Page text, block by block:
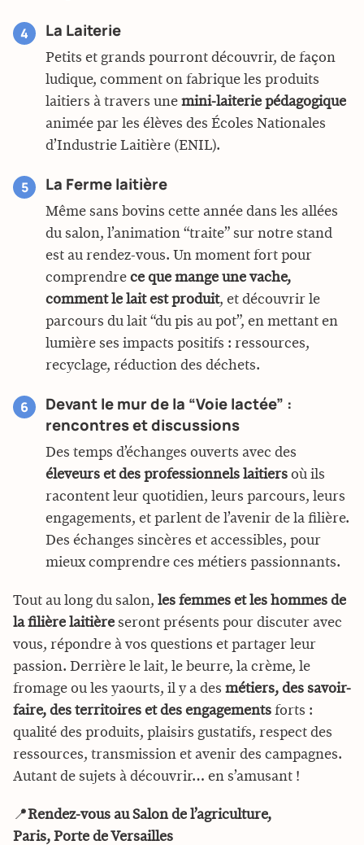
La Laiterie
Petits et grands pourront découvrir, de façon
ludique, comment on fabrique les produits
laitiers à travers une mini-laiterie pédagogique
animée par les élèves des Écoles Nationales
d’Industrie Laitière (ENIL).
La Ferme laitière
Même sans bovins cette année dans les allées
du salon, l’animation “traite” sur notre stand
est au rendez-vous. Un moment fort pour
comprendre ce que mange une vache,
comment le lait est produit, et découvrir le
parcours du lait “du pis au pot”, en mettant en
lumière ses impacts positifs : ressources,
recyclage, réduction des déchets.
Devant le mur de la “Voie lactée” :
rencontres et discussions
Des temps d’échanges ouverts avec des
éleveurs et des professionnels laitiers où ils
racontent leur quotidien, leurs parcours, leurs
engagements, et parlent de l’avenir de la filière.
Des échanges sincères et accessibles, pour
mieux comprendre ces métiers passionnants.
Tout au long du salon, les femmes et les hommes de
la filière laitière seront présents pour discuter avec
vous, répondre à vos questions et partager leur
passion. Derrière le lait, le beurre, la crème, le
fromage ou les yaourts, il y a des métiers, des savoir-
faire, des territoires et des engagements forts :
qualité des produits, plaisirs gustatifs, respect des
ressources, transmission et avenir des campagnes.
Autant de sujets à découvrir… en s’amusant !
📍Rendez-vous au Salon de l’agriculture,
Paris, Porte de Versailles